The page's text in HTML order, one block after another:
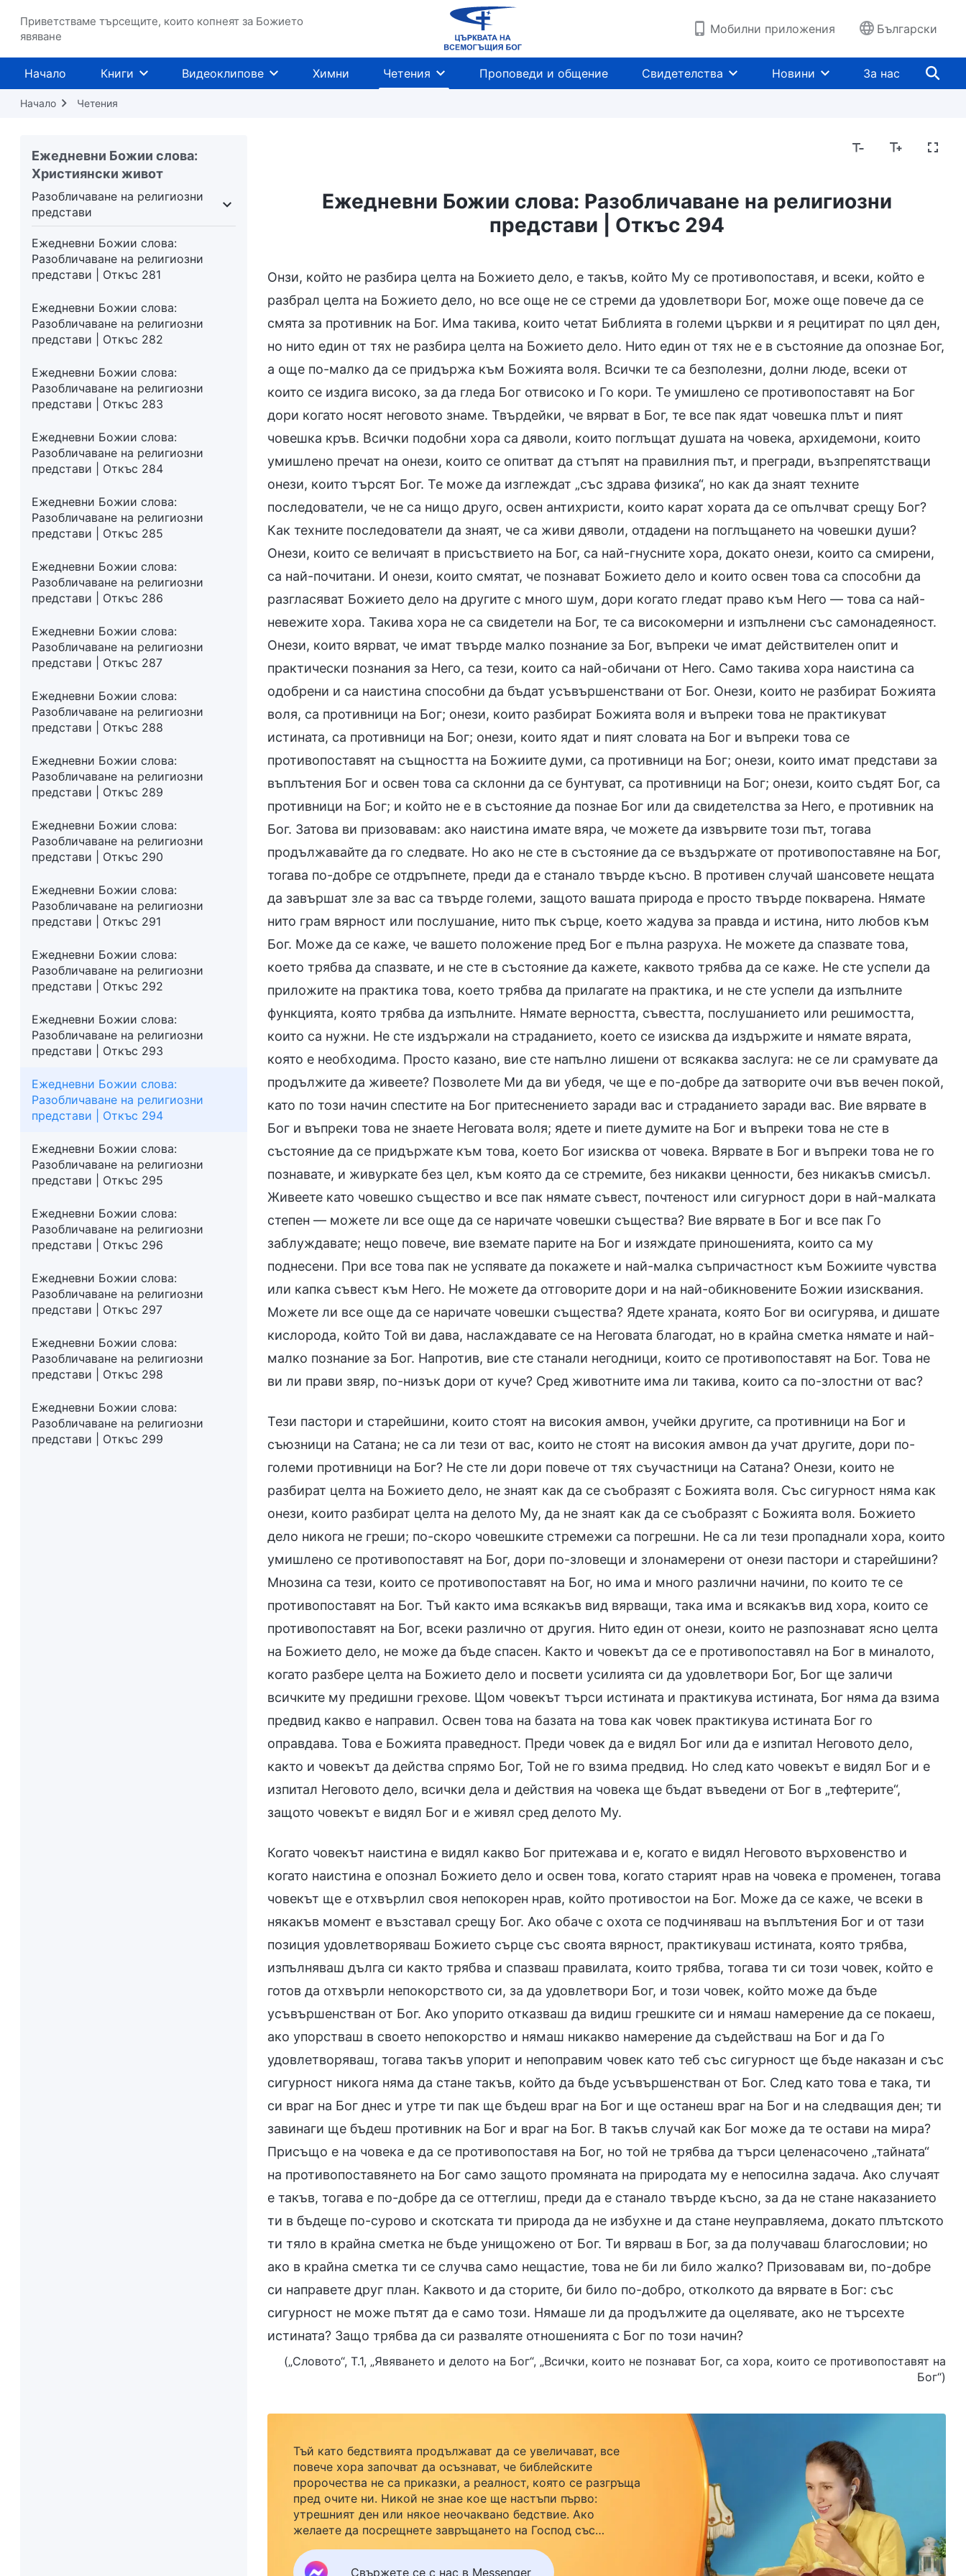
Приветстваме търсещите, които копнеят за Божието
явяване
Мобилни приложения Български
Начало Книги Видеоклипове Химни Четения Проповеди и общение Свидетелства Новини За нас
Начало Четения
Ежедневни Божии слова:
Християнски живот
Разобличаване на религиозни
представи
Разобличаване на религиозни представи Разобличаване на човешката поквара Навлизане в живота
Ежедневни Божии слова:
Разобличаване на религиозни
представи | Откъс 281
Ежедневни Божии слова:
Разобличаване на религиозни
представи | Откъс 282
Ежедневни Божии слова:
Разобличаване на религиозни
представи | Откъс 283
Ежедневни Божии слова:
Разобличаване на религиозни
представи | Откъс 284
Ежедневни Божии слова:
Разобличаване на религиозни
представи | Откъс 285
Ежедневни Божии слова:
Разобличаване на религиозни
представи | Откъс 286
Ежедневни Божии слова:
Разобличаване на религиозни
представи | Откъс 287
Ежедневни Божии слова:
Разобличаване на религиозни
представи | Откъс 288
Ежедневни Божии слова:
Разобличаване на религиозни
представи | Откъс 289
Ежедневни Божии слова:
Разобличаване на религиозни
представи | Откъс 290
Ежедневни Божии слова:
Разобличаване на религиозни
представи | Откъс 291
Ежедневни Божии слова:
Разобличаване на религиозни
представи | Откъс 292
Ежедневни Божии слова:
Разобличаване на религиозни
представи | Откъс 293
Ежедневни Божии слова:
Разобличаване на религиозни
представи | Откъс 294
Ежедневни Божии слова:
Разобличаване на религиозни
представи | Откъс 295
Ежедневни Божии слова:
Разобличаване на религиозни
представи | Откъс 296
Ежедневни Божии слова:
Разобличаване на религиозни
представи | Откъс 297
Ежедневни Божии слова:
Разобличаване на религиозни
представи | Откъс 298
Ежедневни Божии слова:
Разобличаване на религиозни
представи | Откъс 299
Ежедневни Божии слова: Разобличаване на религиозни
представи | Откъс 294
Онзи, който не разбира целта на Божието дело, е такъв, който Му се противопоставя, и всеки, който е
разбрал целта на Божието дело, но все още не се стреми да удовлетвори Бог, може още повече да се
смята за противник на Бог. Има такива, които четат Библията в големи църкви и я рецитират по цял ден,
но нито един от тях не разбира целта на Божието дело. Нито един от тях не е в състояние да опознае Бог,
а още по-малко да се придържа към Божията воля. Всички те са безполезни, долни люде, всеки от
които се издига високо, за да гледа Бог отвисоко и Го кори. Те умишлено се противопоставят на Бог
дори когато носят неговото знаме. Твърдейки, че вярват в Бог, те все пак ядат човешка плът и пият
човешка кръв. Всички подобни хора са дяволи, които поглъщат душата на човека, архидемони, които
умишлено пречат на онези, които се опитват да стъпят на правилния път, и прегради, възпрепятстващи
онези, които търсят Бог. Те може да изглеждат „със здрава физика“, но как да знаят техните
последователи, че не са нищо друго, освен антихристи, които карат хората да се опълчват срещу Бог?
Как техните последователи да знаят, че са живи дяволи, отдадени на поглъщането на човешки души?
Онези, които се величаят в присъствието на Бог, са най-гнусните хора, докато онези, които са смирени,
са най-почитани. И онези, които смятат, че познават Божието дело и които освен това са способни да
разгласяват Божието дело на другите с много шум, дори когато гледат право към Него — това са най-
невежите хора. Такива хора не са свидетели на Бог, те са високомерни и изпълнени със самонадеяност.
Онези, които вярват, че имат твърде малко познание за Бог, въпреки че имат действителен опит и
практически познания за Него, са тези, които са най-обичани от Него. Само такива хора наистина са
одобрени и са наистина способни да бъдат усъвършенствани от Бог. Онези, които не разбират Божията
воля, са противници на Бог; онези, които разбират Божията воля и въпреки това не практикуват
истината, са противници на Бог; онези, които ядат и пият словата на Бог и въпреки това се
противопоставят на същността на Божиите думи, са противници на Бог; онези, които имат представи за
въплътения Бог и освен това са склонни да се бунтуват, са противници на Бог; онези, които съдят Бог, са
противници на Бог; и който не е в състояние да познае Бог или да свидетелства за Него, е противник на
Бог. Затова ви призовавам: ако наистина имате вяра, че можете да извървите този път, тогава
продължавайте да го следвате. Но ако не сте в състояние да се въздържате от противопоставяне на Бог,
тогава по-добре се отдръпнете, преди да е станало твърде късно. В противен случай шансовете нещата
да завършат зле за вас са твърде големи, защото вашата природа е просто твърде покварена. Нямате
нито грам вярност или послушание, нито пък сърце, което жадува за правда и истина, нито любов към
Бог. Може да се каже, че вашето положение пред Бог е пълна разруха. Не можете да спазвате това,
което трябва да спазвате, и не сте в състояние да кажете, каквото трябва да се каже. Не сте успели да
приложите на практика това, което трябва да прилагате на практика, и не сте успели да изпълните
функцията, която трябва да изпълните. Нямате верността, съвестта, послушанието или решимостта,
които са нужни. Не сте издържали на страданието, което се изисква да издържите и нямате вярата,
която е необходима. Просто казано, вие сте напълно лишени от всякаква заслуга: не се ли срамувате да
продължите да живеете? Позволете Ми да ви убедя, че ще е по-добре да затворите очи във вечен покой,
като по този начин спестите на Бог притеснението заради вас и страданието заради вас. Вие вярвате в
Бог и въпреки това не знаете Неговата воля; ядете и пиете думите на Бог и въпреки това не сте в
състояние да се придържате към това, което Бог изисква от човека. Вярвате в Бог и въпреки това не го
познавате, и живуркате без цел, към която да се стремите, без никакви ценности, без никакъв смисъл.
Живеете като човешко същество и все пак нямате съвест, почтеност или сигурност дори в най-малката
степен — можете ли все още да се наричате човешки същества? Вие вярвате в Бог и все пак Го
заблуждавате; нещо повече, вие вземате парите на Бог и изяждате приношенията, които са му
поднесени. При все това пак не успявате да покажете и най-малка съпричастност към Божиите чувства
или капка съвест към Него. Не можете да отговорите дори и на най-обикновените Божии изисквания.
Можете ли все още да се наричате човешки същества? Ядете храната, която Бог ви осигурява, и дишате
кислорода, който Той ви дава, наслаждавате се на Неговата благодат, но в крайна сметка нямате и най-
малко познание за Бог. Напротив, вие сте станали негодници, които се противопоставят на Бог. Това не
ви ли прави звяр, по-низък дори от куче? Сред животните има ли такива, които са по-злостни от вас?
Тези пастори и старейшини, които стоят на високия амвон, учейки другите, са противници на Бог и
съюзници на Сатана; не са ли тези от вас, които не стоят на високия амвон да учат другите, дори по-
големи противници на Бог? Не сте ли дори повече от тях съучастници на Сатана? Онези, които не
разбират целта на Божието дело, не знаят как да се съобразят с Божията воля. Със сигурност няма как
онези, които разбират целта на делото Му, да не знаят как да се съобразят с Божията воля. Божието
дело никога не греши; по-скоро човешките стремежи са погрешни. Не са ли тези пропаднали хора, които
умишлено се противопоставят на Бог, дори по-зловещи и злонамерени от онези пастори и старейшини?
Мнозина са тези, които се противопоставят на Бог, но има и много различни начини, по които те се
противопоставят на Бог. Тъй както има всякакъв вид вярващи, така има и всякакъв вид хора, които се
противопоставят на Бог, всеки различно от другия. Нито един от онези, които не разпознават ясно целта
на Божието дело, не може да бъде спасен. Както и човекът да се е противопоставял на Бог в миналото,
когато разбере целта на Божието дело и посвети усилията си да удовлетвори Бог, Бог ще заличи
всичките му предишни грехове. Щом човекът търси истината и практикува истината, Бог няма да взима
предвид какво е направил. Освен това на базата на това как човек практикува истината Бог го
оправдава. Това е Божията праведност. Преди човек да е видял Бог или да е изпитал Неговото дело,
както и човекът да действа спрямо Бог, Той не го взима предвид. Но след като човекът е видял Бог и е
изпитал Неговото дело, всички дела и действия на човека ще бъдат въведени от Бог в „тефтерите“,
защото човекът е видял Бог и е живял сред делото Му.
Когато човекът наистина е видял какво Бог притежава и е, когато е видял Неговото върховенство и
когато наистина е опознал Божието дело и освен това, когато старият нрав на човека е променен, тогава
човекът ще е отхвърлил своя непокорен нрав, който противостои на Бог. Може да се каже, че всеки в
някакъв момент е възставал срещу Бог. Ако обаче с охота се подчиняваш на въплътения Бог и от тази
позиция удовлетворяваш Божието сърце със своята вярност, практикуваш истината, която трябва,
изпълняваш дълга си както трябва и спазваш правилата, които трябва, тогава ти си този човек, който е
готов да отхвърли непокорството си, за да удовлетвори Бог, и този човек, който може да бъде
усъвършенстван от Бог. Ако упорито отказваш да видиш грешките си и нямаш намерение да се покаеш,
ако упорстваш в своето непокорство и нямаш никакво намерение да съдействаш на Бог и да Го
удовлетворяваш, тогава такъв упорит и непоправим човек като теб със сигурност ще бъде наказан и със
сигурност никога няма да стане такъв, който да бъде усъвършенстван от Бог. След като това е така, ти
си враг на Бог днес и утре ти пак ще бъдеш враг на Бог и ще останеш враг на Бог и на следващия ден; ти
завинаги ще бъдеш противник на Бог и враг на Бог. В такъв случай как Бог може да те остави на мира?
Присъщо е на човека е да се противопоставя на Бог, но той не трябва да търси целенасочено „тайната“
на противопоставянето на Бог само защото промяната на природата му е непосилна задача. Ако случаят
е такъв, тогава е по-добре да се оттеглиш, преди да е станало твърде късно, за да не стане наказанието
ти в бъдеще по-сурово и скотската ти природа да не избухне и да стане неуправляема, докато плътското
ти тяло в крайна сметка не бъде унищожено от Бог. Ти вярваш в Бог, за да получаваш благословии; но
ако в крайна сметка ти се случва само нещастие, това не би ли било жалко? Призовавам ви, по-добре
си направете друг план. Каквото и да сторите, би било по-добро, отколкото да вярвате в Бог: със
сигурност не може пътят да е само този. Нямаше ли да продължите да оцелявате, ако не търсехте
истината? Защо трябва да си разваляте отношенията с Бог по този начин?
(„Словото“, Т.1, „Явяването и делото на Бог“, „Всички, които не познават Бог, са хора, които се противопоставят на
Бог“)
Тъй като бедствията продължават да се увеличават, все
повече хора започват да осъзнават, че библейските
пророчества не са приказки, а реалност, която се разгръща
пред очите ни. Никой не знае кое ще настъпи първо:
утрешният ден или някое неочаквано бедствие. Ако
желаете да посрещнете завръщането на Господ със
семейството си и да намерите безопасност под Божията
закрила, кликнете върху Messenger, за да се присъедините
Свържете се с нас в Messenger